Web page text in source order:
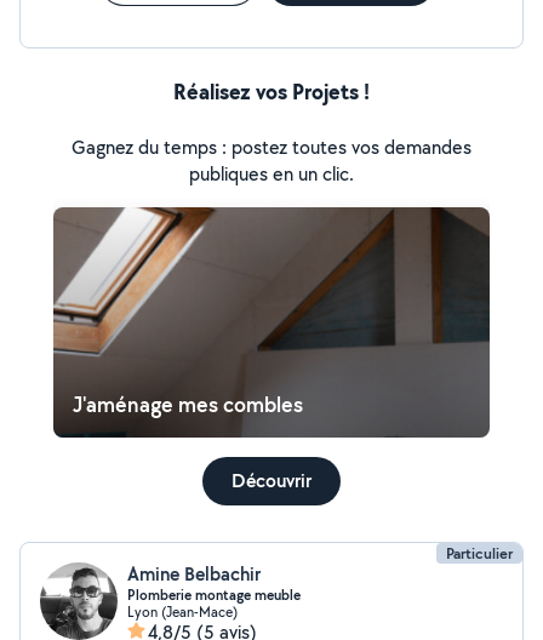
Réalisez vos Projets !
Gagnez du temps : postez toutes vos demandes
publiques en un clic.
J'aménage mes combles
Découvrir
Particulier
Amine Belbachir
Plomberie montage meuble
Lyon (Jean-Mace)
4,8/5 (5 avis)